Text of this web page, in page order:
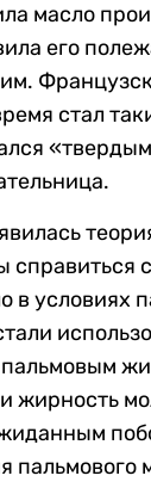
масло
его
стал
справиться
в условиях
жирность
пальмового